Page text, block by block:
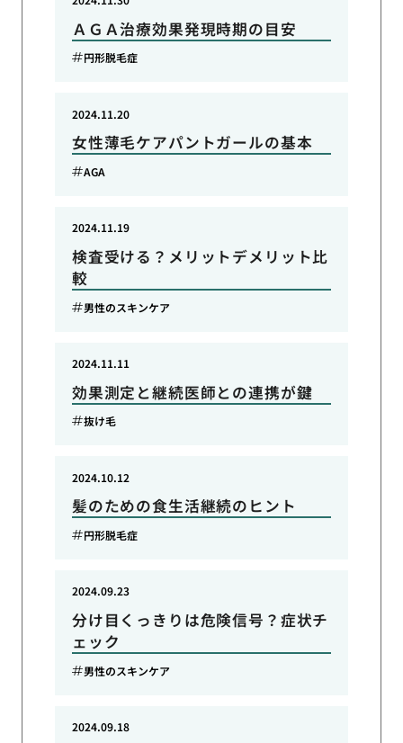
ＡＧＡ治療効果発現時期の目安
円形脱毛症
女性薄毛ケアパントガールの基本
2024.11.20
AGA
検査受ける？メリットデメリット比
較
2024.11.19
男性のスキンケア
効果測定と継続医師との連携が鍵
2024.11.11
抜け毛
髪のための食生活継続のヒント
2024.10.12
円形脱毛症
分け目くっきりは危険信号？症状チ
ェック
2024.09.23
男性のスキンケア
2024.09.18